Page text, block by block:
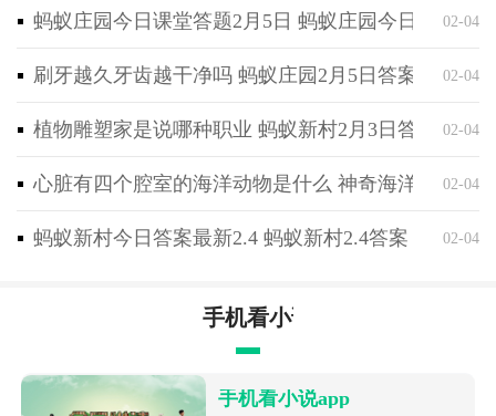
[2V1对线]
练琴规划的所有问题，并督促你充满斗志的坚持下去。
课程均按<视频教学→课后练习→上传视频作业→老师
亲自点评辅导→纠正错误二次上传作业→老师审核通过
保障学习效果，轻轻松松拿下吉他“高地”。和<看视频
<即兴弹唱课>，<系统弹唱课>，<专项训练营>，<干
货歌曲教学>四大分类课程。
蚂蚁庄园今日课堂答题2月5日 蚂蚁庄园今日课堂答
02-04
刷牙越久牙齿越干净吗 蚂蚁庄园2月5日答案最新02-04
植物雕塑家是说哪种职业 蚂蚁新村2月3日答案最新
02-04
心脏有四个腔室的海洋动物是什么 神奇海洋2月4日
02-04
蚂蚁新村今日答案最新2.4 蚂蚁新村2.4答案 02-04
手机看小说app
手机看小说app